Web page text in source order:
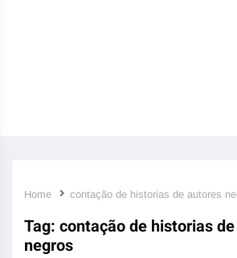
Home contação de historias de autores
Tag: contação de historias
negros